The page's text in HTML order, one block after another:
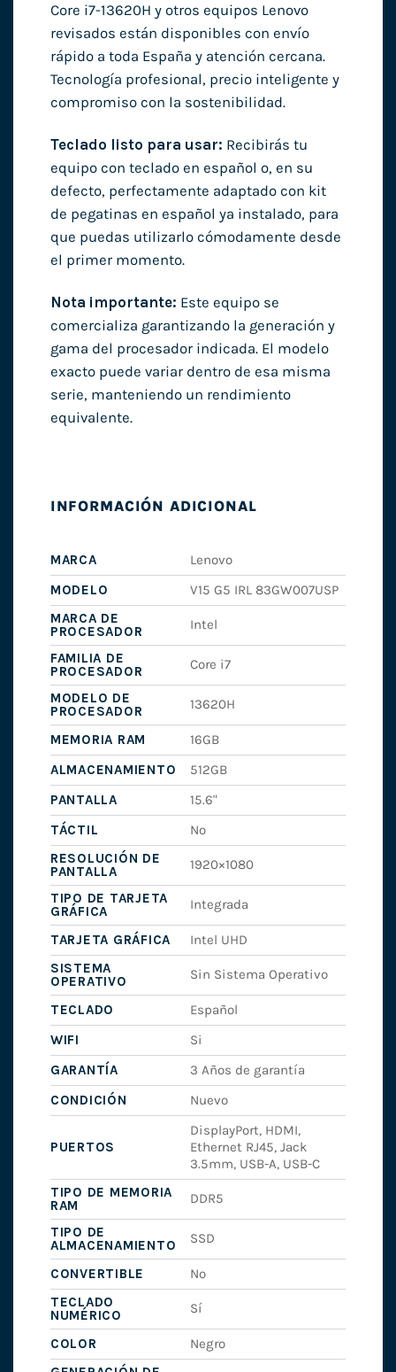
Core i7-13620H y otros equipos Lenovo
revisados están disponibles con envío
rápido a toda España y atención cercana.
Tecnología profesional, precio inteligente y
compromiso con la sostenibilidad.
Teclado listo para usar: Recibirás tu
equipo con teclado en español o, en su
defecto, perfectamente adaptado con kit
de pegatinas en español ya instalado, para
que puedas utilizarlo cómodamente desde
el primer momento.
Nota importante: Este equipo se
comercializa garantizando la generación y
gama del procesador indicada. El modelo
exacto puede variar dentro de esa misma
serie, manteniendo un rendimiento
equivalente.
INFORMACIÓN ADICIONAL
MARCA
Lenovo
MODELO
V15 G5 IRL 83GW007USP
MARCA DE
PROCESADOR
Intel
FAMILIA DE
PROCESADOR
Core i7
MODELO DE
PROCESADOR
13620H
MEMORIA RAM
16GB
ALMACENAMIENTO
512GB
PANTALLA
15.6"
TÁCTIL
No
RESOLUCIÓN DE
PANTALLA
1920×1080
TIPO DE TARJETA
GRÁFICA
Integrada
TARJETA GRÁFICA
Intel UHD
SISTEMA
OPERATIVO
Sin Sistema Operativo
TECLADO
Español
WIFI
Si
GARANTÍA
3 Años de garantía
CONDICIÓN
Nuevo
PUERTOS
DisplayPort, HDMI,
Ethernet RJ45, Jack
3.5mm, USB-A, USB-C
TIPO DE MEMORIA
RAM
DDR5
TIPO DE
ALMACENAMIENTO
SSD
CONVERTIBLE
No
TECLADO
NUMÉRICO
Sí
COLOR
Negro